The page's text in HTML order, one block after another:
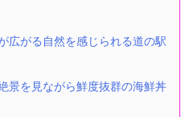
広がる自然を感じられる道の駅
景を見ながら鮮度抜群の海鮮丼